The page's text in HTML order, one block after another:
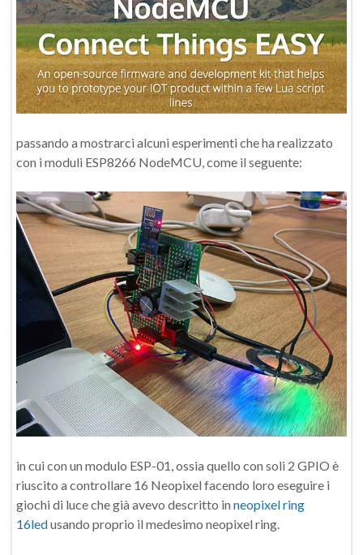
passando a mostrarci alcuni esperimenti che ha realizzato
con i moduli ESP8266 NodeMCU, come il seguente:
in cui con un modulo ESP-01, ossia quello con soli 2 GPIO è
riuscito a controllare 16 Neopixel facendo loro eseguire i
giochi di luce che già avevo descritto in neopixel ring
16ledusando proprio il medesimo neopixel ring.